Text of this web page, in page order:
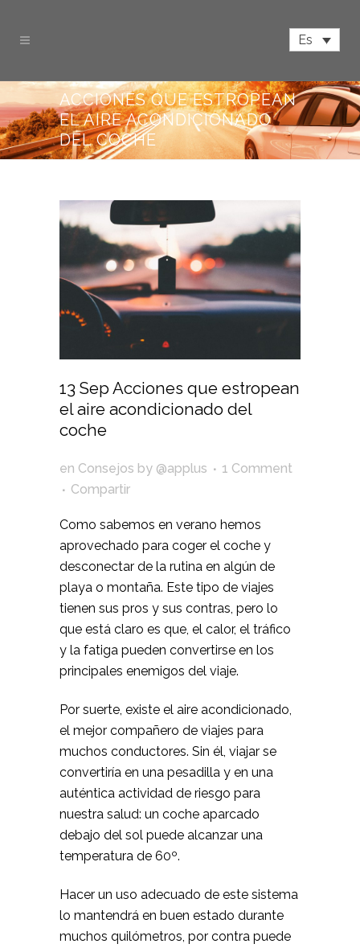
Es
ACCIONES QUE ESTROPEAN
EL AIRE ACONDICIONADO
DEL COCHE
13 Sep Acciones que estropean
el aire acondicionado del
coche
en Consejos by @applus
1 Comment
Compartir
Como sabemos en verano hemos
aprovechado para coger el coche y
desconectar de la rutina en algún de
playa o montaña. Este tipo de viajes
tienen sus pros y sus contras, pero lo
que está claro es que, el calor, el tráfico
y la fatiga pueden convertirse en los
principales enemigos del viaje.
Por suerte, existe el aire acondicionado,
el mejor compañero de viajes para
muchos conductores. Sin él, viajar se
convertiría en una pesadilla y en una
auténtica actividad de riesgo para
nuestra salud: un coche aparcado
debajo del sol puede alcanzar una
temperatura de 60º.
Hacer un uso adecuado de este sistema
lo mantendrá en buen estado durante
muchos quilómetros, por contra puede